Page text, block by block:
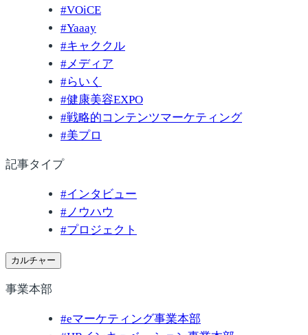
#VOiCE
#Yaaay
#キャククル
# メディア
#らいく
#健康美容EXPO
#戦略的コンテンツマーケティング
#美プロ
記事タイプ
#インタビュー
#ノウハウ
#プロジェクト
カルチャー
事業本部
#eマーケティング事業本部